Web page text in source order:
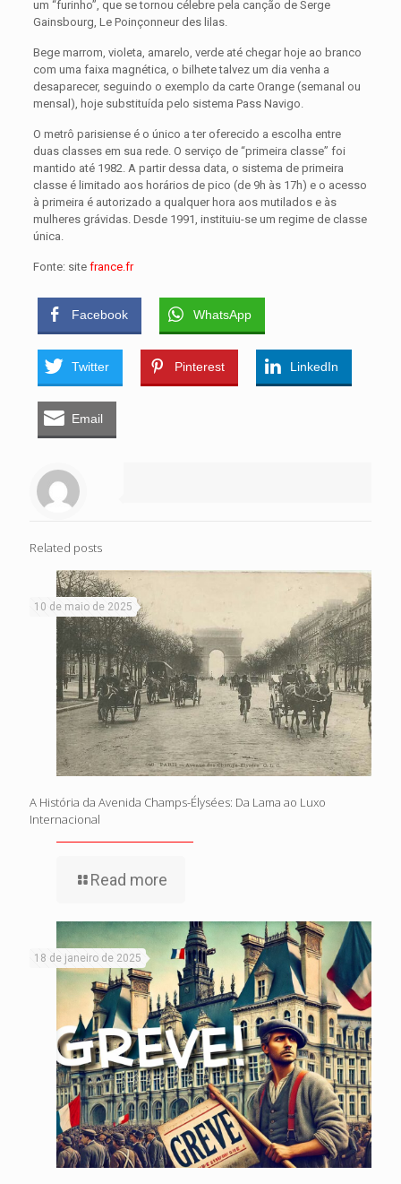
um “furinho”, que se tornou célebre pela canção de Serge
Gainsbourg, Le Poinçonneur des lilas.
Bege marrom, violeta, amarelo, verde até chegar hoje ao branco
com uma faixa magnética, o bilhete talvez um dia venha a
desaparecer, seguindo o exemplo da carte Orange (semanal ou
mensal), hoje substituída pelo sistema Pass Navigo.
O metrô parisiense é o único a ter oferecido a escolha entre
duas classes em sua rede. O serviço de “primeira classe” foi
mantido até 1982. A partir dessa data, o sistema de primeira
classe é limitado aos horários de pico (de 9h às 17h) e o acesso
à primeira é autorizado a qualquer hora aos mutilados e às
mulheres grávidas. Desde 1991, instituiu-se um regime de classe
única.
Fonte: site france.fr
Facebook WhatsApp
Twitter Pinterest LinkedIn
Email
Related posts
10 de maio de 2025
A História da Avenida Champs-Élysées: Da Lama ao Luxo
Internacional
Read more
18 de janeiro de 2025